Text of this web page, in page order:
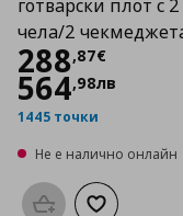
готварски плот с 2
чела/2
288,87€
Цена
564,98лв
1445 точки
Не е налично онлайн
Προσθήκη στο καλάθι
Добави